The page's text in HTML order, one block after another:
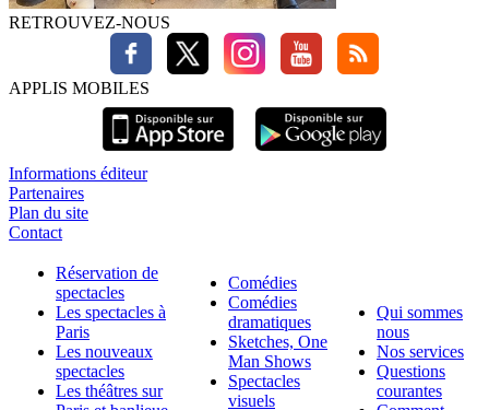
RETROUVEZ-NOUS
APPLIS MOBILES
Informations éditeur
Partenaires
Plan du site
Contact
Réservation de
spectacles
Les spectacles à
Paris
Les nouveaux
spectacles
Les théâtres sur
Comédies
Comédies
dramatiques
Sketches, One
Man Shows
Spectacles
visuels
Qui sommes
nous
Nos services
Questions
courantes